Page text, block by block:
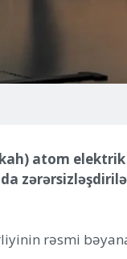
atom elektrik
rəsmi